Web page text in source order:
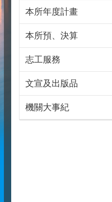
本所年度計畫
本所預、決算
志工服務
文宣及出版品
機關大事紀